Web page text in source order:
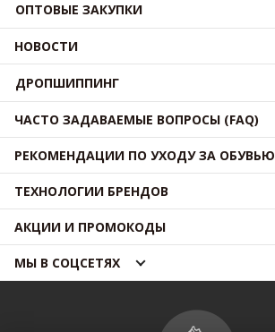
ОПТОВЫЕ ЗАКУПКИ
НОВОСТИ
ДРОПШИППИНГ
ЧАСТО ЗАДАВАЕМЫЕ ВОПРОСЫ (FAQ)
РЕКОМЕНДАЦИИ ПО УХОДУ ЗА ОБУВЬЮ
ТЕХНОЛОГИИ БРЕНДОВ
АКЦИИ И ПРОМОКОДЫ
МЫ В СОЦСЕТЯХ